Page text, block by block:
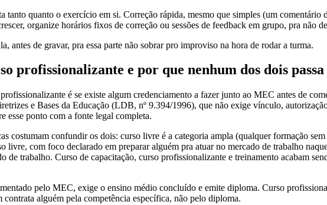
tanto quanto o exercício em si. Correção rápida, mesmo que simples (um
organize horários fixos de correção ou sessões de feedback em grupo, pra não
antes de gravar, pra essa parte não sobrar pro improviso na hora de rodar a turma.
profissionalizante e por que nenhum dos dois
é se existe algum credenciamento a fazer junto ao MEC antes de
e Bases da Educação (LDB, nº 9.394/1996), que não exige vínculo,
esse ponto com a fonte legal completa.
costumam confundir os dois: curso livre é a categoria ampla (qualquer formação
livre, com foco declarado em preparar alguém pra atuar no mercado de trabalho
de trabalho. Curso de capacitação, curso profissionalizante e treinamento acabam
pelo MEC, exige o ensino médio concluído e emite diploma. Curso
alguém pela competência específica, não pelo diploma.